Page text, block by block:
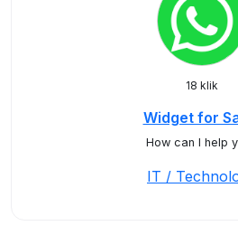
18 klik
Widget for
How can I help
IT /